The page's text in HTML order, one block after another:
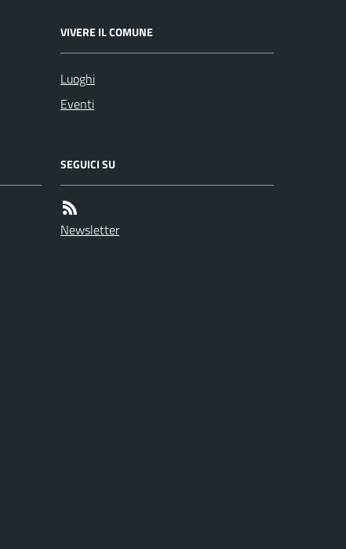
VIVERE IL COMUNE
Luoghi
Eventi
SEGUICI SU
Newsletter